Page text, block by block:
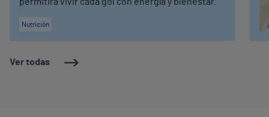
Ver todas
Nutrición